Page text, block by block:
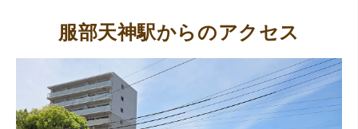
（大阪府池田市）丁寧に説明して頂き思っていたよりの金
取して頂きました。又、機会あれば是非利用したいです。
服部天神駅からのアクセス